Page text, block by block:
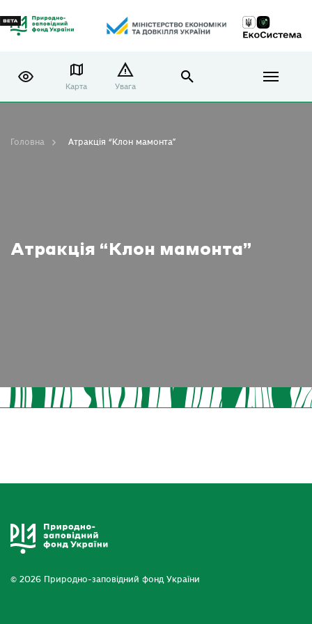
Карта Увага
Атракція “Клон мамонта”
Головна Атракція “Клон мамонта”
© 2026 Природно-заповідний фонд України